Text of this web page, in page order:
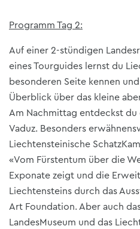
Programm Tag 2:
Auf einer 2-stündigen
eines Tourguides lernst du
besonderen Seite kennen
Überblick über das kleine
Am Nachmittag entdeckst du
Vaduz. Besonders
Liechtensteinische
«Vom Fürstentum über die
Exponate zeigt und die
Liechtensteins durch das
Art Foundation. Aber auch
LandesMuseum und das